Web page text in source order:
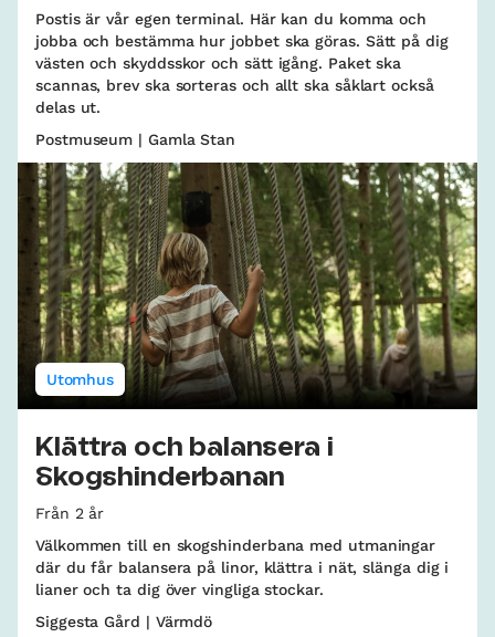
Postis är vår egen terminal. Här kan du komma och
jobba och bestämma hur jobbet ska göras. Sätt på dig
västen och skyddsskor och sätt igång. Paket ska
scannas, brev ska sorteras och allt ska såklart också
delas ut.
Postmuseum | Gamla Stan
Utomhus
Klättra och balansera i
Skogshinderbanan
Från 2 år
Välkommen till en skogshinderbana med utmaningar
där du får balansera på linor, klättra i nät, slänga dig i
lianer och ta dig över vingliga stockar.
Siggesta Gård | Värmdö